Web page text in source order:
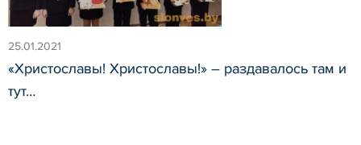
25.01.2021
«Христославы! Христославы!» – раздавалось там и
тут…